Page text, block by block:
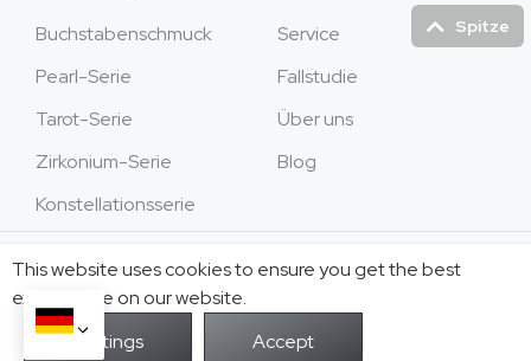
Spitze
Buchstabenschmuck
Pearl-Serie
Tarot-Serie
Zirkonium-Serie
Konstellationsserie
Service
Fallstudie
Über uns
Blog
Copyright © 2026Jusnova Jewelry - Alle Rechte
vorbehalten.
POWER BYUnendlichkeit
This website uses cookies to ensure you get the best
exprerience on our website.